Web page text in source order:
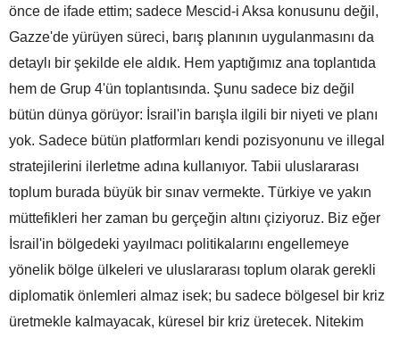
önce de ifade ettim; sadece Mescid-i Aksa konusunu değil,
Gazze'de yürüyen süreci, barış planının uygulanmasını da
detaylı bir şekilde ele aldık. Hem yaptığımız ana toplantıda
hem de Grup 4'ün toplantısında. Şunu sadece biz değil
bütün dünya görüyor: İsrail'in barışla ilgili bir niyeti ve planı
yok. Sadece bütün platformları kendi pozisyonunu ve illegal
stratejilerini ilerletme adına kullanıyor. Tabii uluslararası
toplum burada büyük bir sınav vermekte. Türkiye ve yakın
müttefikleri her zaman bu gerçeğin altını çiziyoruz. Biz eğer
İsrail'in bölgedeki yayılmacı politikalarını engellemeye
yönelik bölge ülkeleri ve uluslararası toplum olarak gerekli
diplomatik önlemleri almaz isek; bu sadece bölgesel bir kriz
üretmekle kalmayacak, küresel bir kriz üretecek. Nitekim